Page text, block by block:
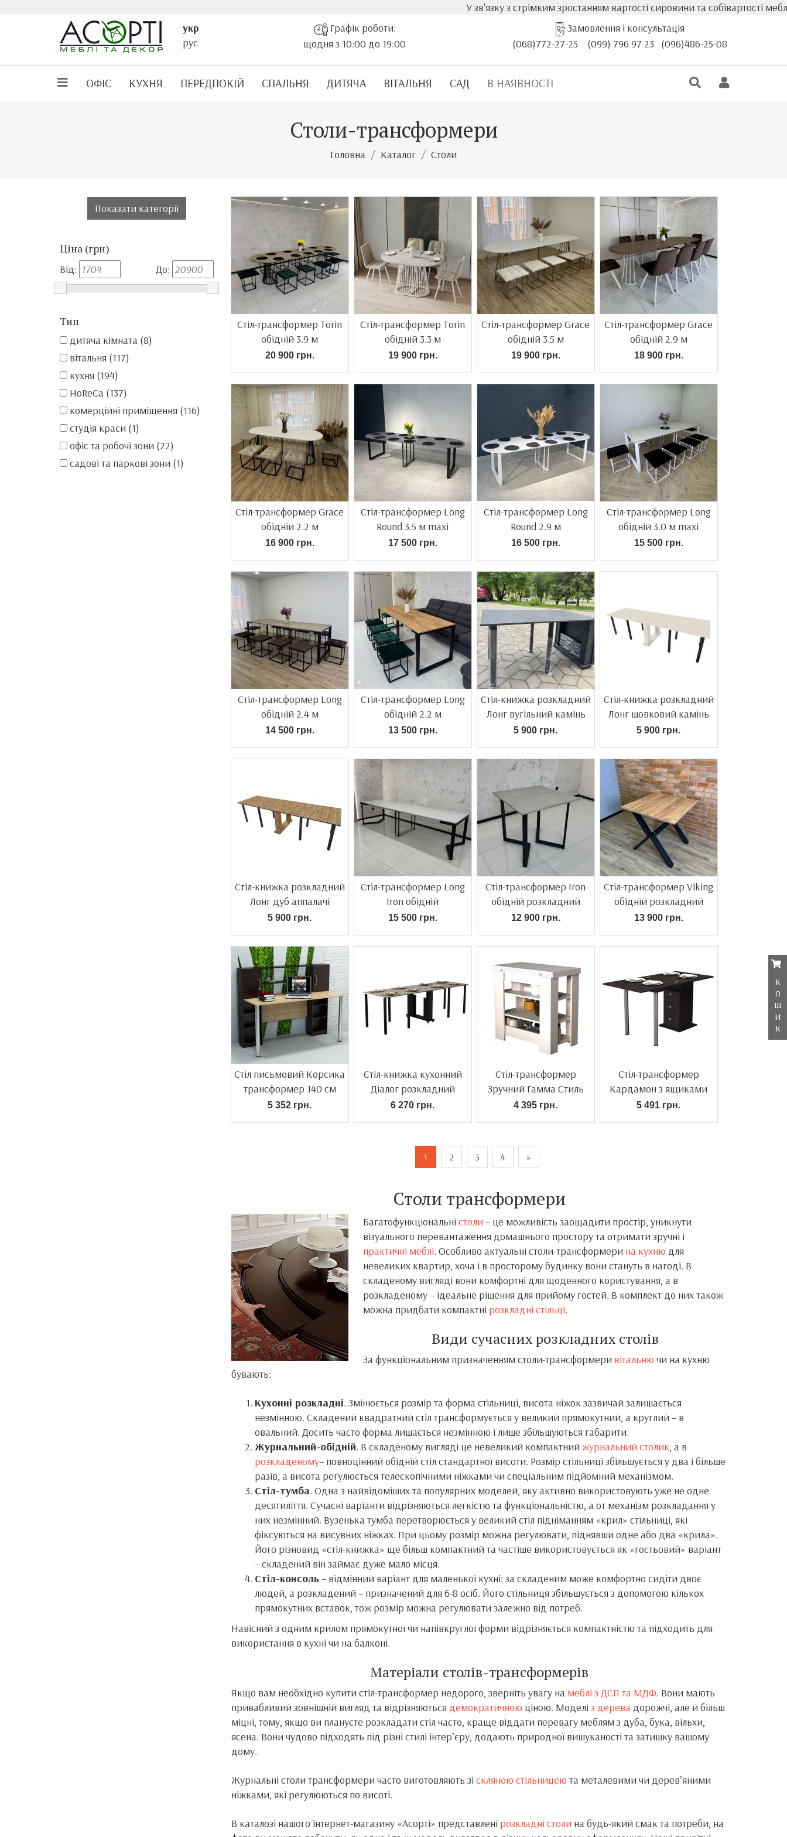
У зв'язку з стрімким зростанням вартості сировини та собівартості меблів,
укр
рус
Графік роботи:
щодня з 10:00 до 19:00
Замовлення і консультація
(068)772-27-25
(099) 796 97 23 (096)486-25-08
ОФІС КУХНЯ ПЕРЕДПОКІЙ СПАЛЬНЯ ДИТЯЧА ВІТАЛЬНЯ САД В НАЯВНОСТІ
Столи-трансформери
Головна Каталог Столи
Показати категорії
Ціна (грн)
Від: До:
Тип
дитяча кімната (8)
вітальня (117)
кухня (194)
HoReCa (137)
комерційні приміщення (116)
студія краси (1)
офіс та робочі зони (22)
садові та паркові зони (1)
Стіл-трансформер Torin
обідній 3.9 м
20 900 грн.
Стіл-трансформер Torin
обідній 3.3 м
19 900 грн.
Стіл-трансформер Grace
обідній 3.5 м
19 900 грн.
Стіл-трансформер Grace
обідній 2.9 м
18 900 грн.
Стіл-трансформер Grace
обідній 2.2 м
16 900 грн.
Стіл-трансформер Long
Round 3.5 м maxi
17 500 грн.
Стіл-трансформер Long
Round 2.9 м
16 500 грн.
Стіл-трансформер Long
обідній 3.0 м maxi
15 500 грн.
Стіл-трансформер Long
обідній 2.4 м
14 500 грн.
Стіл-трансформер Long
обідній 2.2 м
13 500 грн.
Стіл-книжка розкладний
Лонг вугільний камінь
5 900 грн.
Стіл-книжка розкладний
Лонг шовковий камінь
5 900 грн.
Стіл-книжка розкладний
Лонг дуб аппалачі
5 900 грн.
Стіл-трансформер Long
Iron обідній
15 500 грн.
Стіл-трансформер Iron
обідній розкладний
12 900 грн.
Стіл-трансформер Viking
обідній розкладний
13 900 грн.
Стіл письмовий Корсика
трансформер 140 см
5 352 грн.
Стіл-книжка кухонний
Діалог розкладний
6 270 грн.
Стіл-трансформер
Зручний Гамма Стиль
4 395 грн.
Стіл-трансформер
Кардамон з ящиками
5 491 грн.
1 2 3 4 »
Столи трансформери
Багатофункціональні столи – це можливість заощадити простір, уникнути
візуального перевантаження домашнього простору та отримати зручні і
практичні меблі. Особливо актуальні столи-трансформери на кухню для
невеликих квартир, хоча і в просторому будинку вони стануть в нагоді. В
складеному вигляді вони комфортні для щоденного користування, а в
розкладеному – ідеальне рішення для прийому гостей. В комплект до них також
можна придбати компактні розкладні стільці.
Види сучасних розкладних столів
За функціональним призначенням столи-трансформери вітальню чи на кухню
бувають:
Кухонні розкладні. Змінюється розмір та форма стільниці, висота ніжок зазвичай залишається
незмінною. Складений квадратний стіл трансформується у великий прямокутний, а круглий – в
овальний. Досить часто форма лишається незмінною і лише збільшуються габарити.
Журнальний-обідній. В складеному вигляді це невеликий компактний журнальний столик, а в
розкладеному– повноцінний обідній стіл стандартної висоти. Розмір стільниці збільшується у два і більше
разів, а висота регулюється телескопічними ніжками чи спеціальним підйомний механізмом.
Стіл-тумба. Одна з найвідоміших та популярних моделей, яку активно використовують уже не одне
десятиліття. Сучасні варіанти відрізняються легкістю та функціональністю, а от механізм розкладання у
них незмінний. Вузенька тумба перетворюється у великий стіл підніманням «крил» стільниці, які
фіксуються на висувних ніжках. При цьому розмір можна регулювати, піднявши одне або два «крила».
Його різновид «стіл-книжка» ще більш компактний та частіше використовується як «гостьовий» варіант
– складений він займає дуже мало місця.
Стіл-консоль – відмінний варіант для маленької кухні: за складеним може комфортно сидіти двоє
людей, а розкладений – призначений для 6-8 осіб. Його стільниця збільшується з допомогою кількох
прямокутних вставок, тож розмір можна регулювати залежно від потреб.
Навісний з одним крилом прямокутної чи напівкруглої форми відрізняється компактністю та підходить для
використання в кухні чи на балконі.
Матеріали столів-трансформерів
Якщо вам необхідно купити стіл-трансформер недорого, зверніть увагу на меблі з ДСП та МДФ. Вони мають
привабливий зовнішній вигляд та відрізняються демократичною ціною. Моделі з деревадорожчі, але й більш
міцні, тому, якщо ви плануєте розкладати стіл часто, краще віддати перевагу меблям з дуба, бука, вільхи,
ясена. Вони чудово підходять під різні стилі інтер’єру, додають природної вишуканості та затишку вашому
дому.
Журнальні столи трансформери часто виготовляють зі скляною стільницею та металевими чи дерев’яними
ніжками, які регулюються по висоті.
В каталозі нашого інтернет-магазину «Асорті» представлені розкладні столи на будь-який смак та потреби, на
к
о
ш
и
к